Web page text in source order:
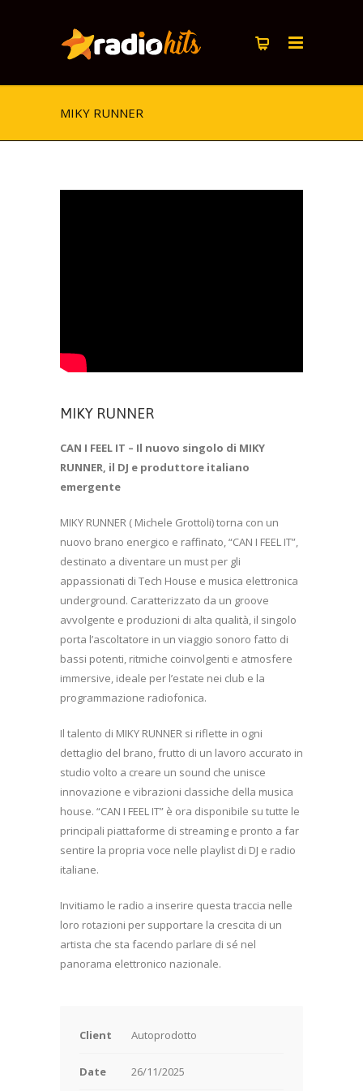
MIKY RUNNER
MIKY RUNNER
CAN I FEEL IT – Il nuovo singolo di MIKY
RUNNER, il DJ e produttore italiano
emergente
MIKY RUNNER ( Michele Grottoli) torna con un
nuovo brano energico e raffinato, “CAN I FEEL IT”,
destinato a diventare un must per gli
appassionati di Tech House e musica elettronica
underground. Caratterizzato da un groove
avvolgente e produzioni di alta qualità, il singolo
porta l’ascoltatore in un viaggio sonoro fatto di
bassi potenti, ritmiche coinvolgenti e atmosfere
immersive, ideale per l’estate nei club e la
programmazione radiofonica.
Il talento di MIKY RUNNER si riflette in ogni
dettaglio del brano, frutto di un lavoro accurato in
studio volto a creare un sound che unisce
innovazione e vibrazioni classiche della musica
house. “CAN I FEEL IT” è ora disponibile su tutte le
principali piattaforme di streaming e pronto a far
sentire la propria voce nelle playlist di DJ e radio
italiane.
Invitiamo le radio a inserire questa traccia nelle
loro rotazioni per supportare la crescita di un
artista che sta facendo parlare di sé nel
panorama elettronico nazionale.
Client Autoprodotto
Date 26/11/2025